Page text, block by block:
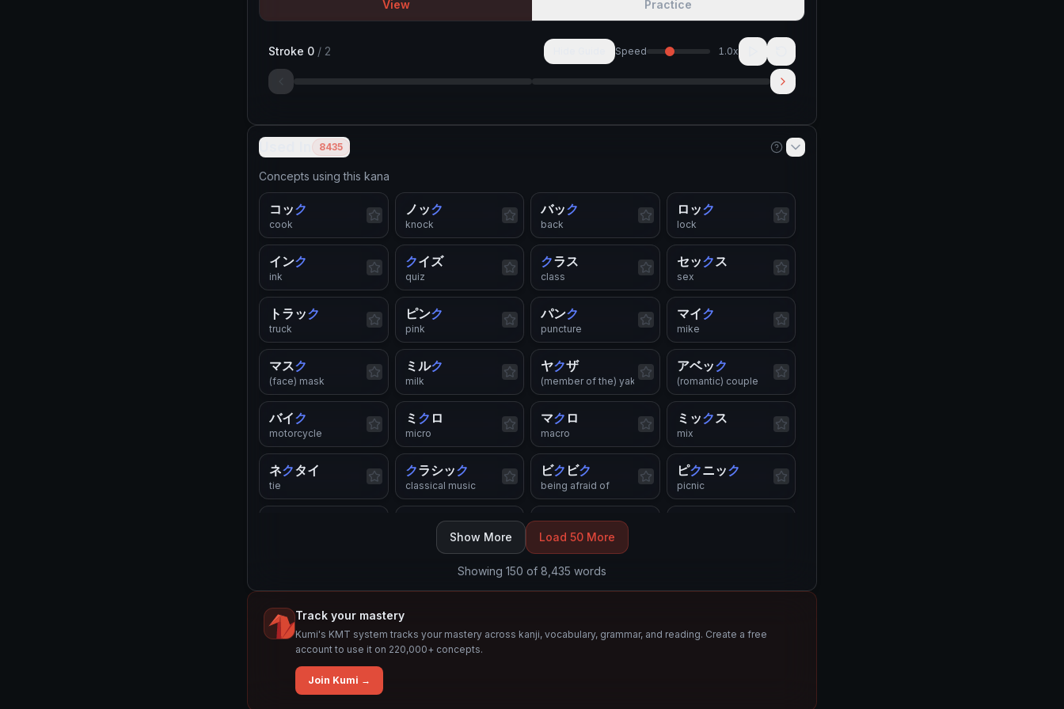
View Practice
Stroke 0 / 2 Speed 1.0x
Used In 8435
Concepts using this kana
コック
cook
ノック
knock
バック
back
ロック
lock
インク
ink
クイズ
quiz
クラス
class
セックス
sex
トラック
truck
ピンク
pink
パンク
puncture
マイク
mike
マスク
(face) mask
ミルク
milk
ヤクザ
(member of the) yakuza
アベック
(romantic) couple
バイク
motorcycle
ミ ク ロ
micro
マク ロ
macro
ミックス
mix
ネクタイ
tie
クラシック
classical music
ビク ビク
being afraid of
ピクニック
picnic
クレス クリスマス
Christmas
request
セント
accent (on a syllable, word)
オリンピック
Olympics romantic
コンプレックス
complex
ショッ
shock (emotional)
チャッ ク
zip fastener
マー ク
mark
ッキー
cookie
Show More Load 50 More
Showing 150 of 8,435 words
Track your mastery
Kumi's KMT system tracks your mastery across kanji, vocabulary, grammar, and reading. Create a free
account to use it on 220,000+ concepts.
Join Kumi →